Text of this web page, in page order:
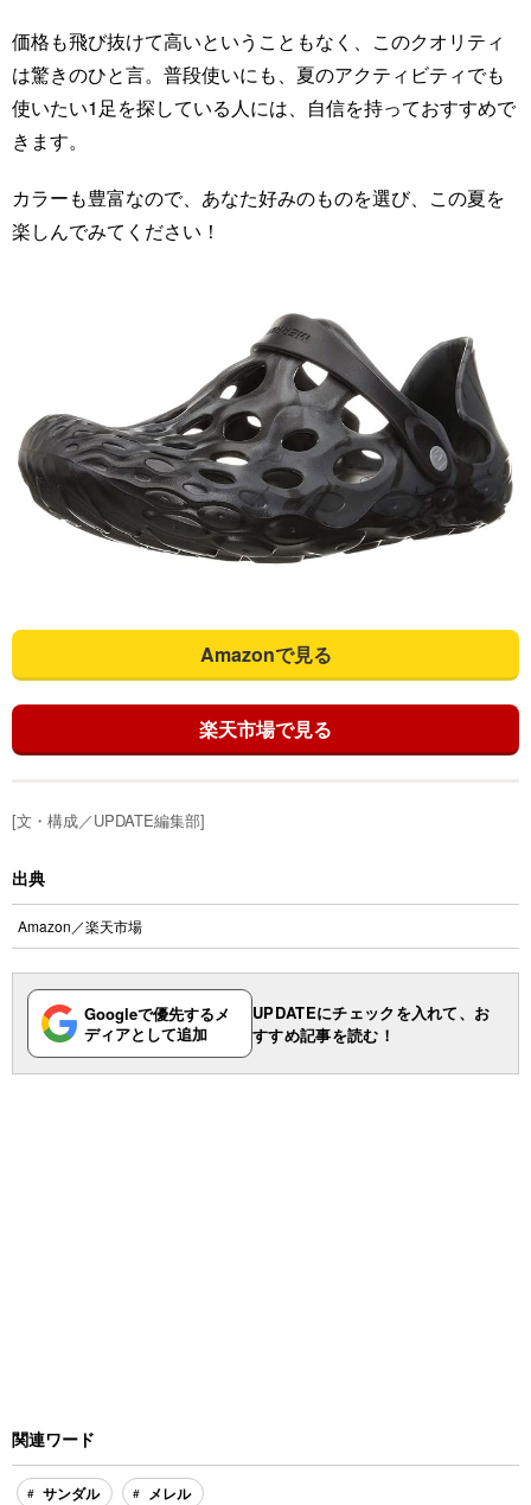
価格も飛び抜けて高いということもなく、このクオリティ
は驚きのひと言。普段使いにも、夏のアクティビティでも
使いたい1足を探している人には、自信を持っておすすめで
きます。
カラーも豊富なので、あなた好みのものを選び、この夏を
楽しんでみてください！
Amazonで見る
楽天市場で見る
[文・構成／UPDATE編集部]
出典
Amazon ／楽天市場
Googleで優先するメ
ディアとして追加
UPDATEにチェックを入れて、お
すすめ記事を読む！
関連ワード
サンダル メレル